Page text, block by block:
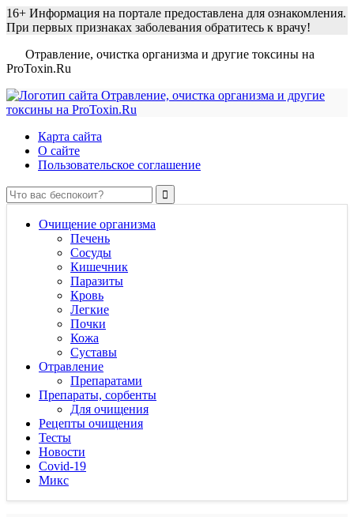
16+ Информация на портале предоставлена для ознакомления.
При первых признаках заболевания обратитесь к врачу!
Отравление, очистка организма и другие токсины на
ProToxin.Ru
Карта сайта
О сайте
Пользовательское соглашение
Очищение организма
Печень
Сосуды
Кишечник
Паразиты
Кровь
Легкие
Почки
Кожа
Суставы
Отравление
Препаратами
Препараты, сорбенты
Для очищения
Рецепты очищения
Тесты
Новости
Covid-19
Микс